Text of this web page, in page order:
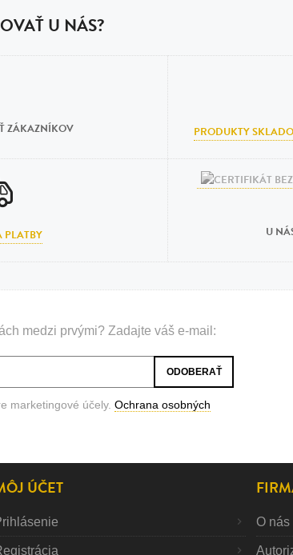
U NÁS?
ZÁKAZNÍKOV PRODUKTY
PLATBY U
medzi prvými? Zadajte váš e-mail:
marketingové účely. Ochrana osobných
ÚČET
O nás